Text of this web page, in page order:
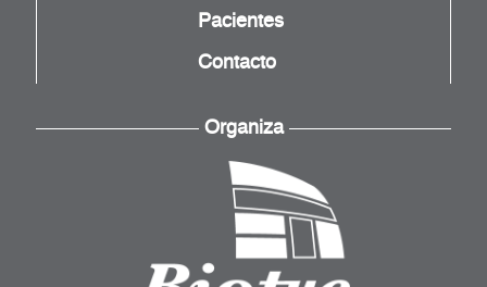
Pacientes
Contacto
Organiza